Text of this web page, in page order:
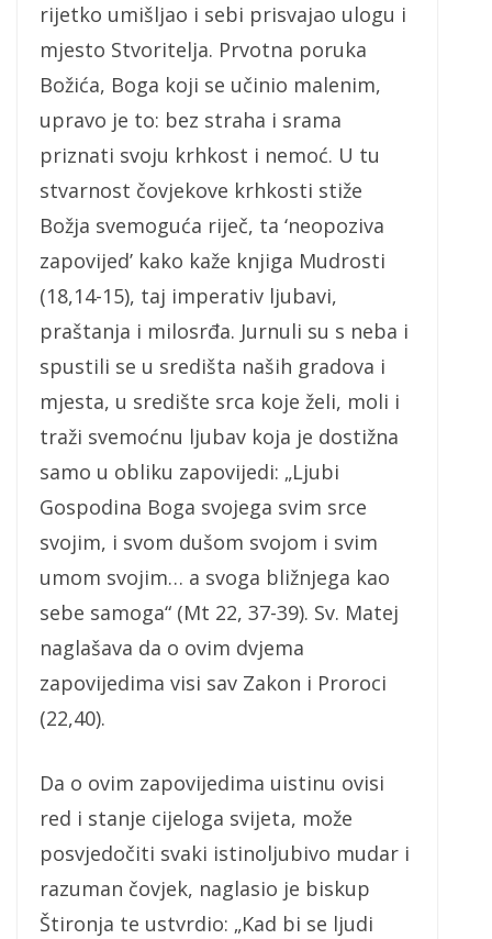
rijetko umišljao i sebi prisvajao ulogu i
mjesto Stvoritelja. Prvotna poruka
Božića, Boga koji se učinio malenim,
upravo je to: bez straha i srama
priznati svoju krhkost i nemoć. U tu
stvarnost čovjekove krhkosti stiže
Božja svemoguća riječ, ta ‘neopoziva
zapovijed’ kako kaže knjiga Mudrosti
(18,14-15), taj imperativ ljubavi,
praštanja i milosrđa. Jurnuli su s neba i
spustili se u središta naših gradova i
mjesta, u središte srca koje želi, moli i
traži svemoćnu ljubav koja je dostižna
samo u obliku zapovijedi: „Ljubi
Gospodina Boga svojega svim srce
svojim, i svom dušom svojom i svim
umom svojim… a svoga bližnjega kao
sebe samoga“ (Mt 22, 37-39). Sv. Matej
naglašava da o ovim dvjema
zapovijedima visi sav Zakon i Proroci
(22,40).
Da o ovim zapovijedima uistinu ovisi
red i stanje cijeloga svijeta, može
posvjedočiti svaki istinoljubivo mudar i
razuman čovjek, naglasio je biskup
Štironja te ustvrdio: „Kad bi se ljudi